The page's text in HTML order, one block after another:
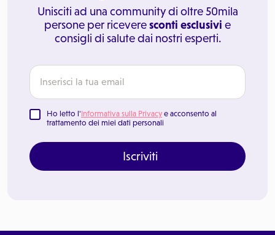
Unisciti ad una community di oltre 50mila
persone per riceveresconti esclusivi e
consigli di salute dai nostri esperti.
Ho letto l'Informativa sulla Privacy e acconsento al
trattamento dei miei dati personali
Iscriviti